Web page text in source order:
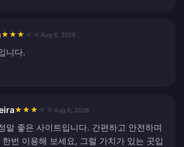
★ ★ ★ Aug 6, 2026
니다.
★ ★ ★ Aug 6, 2026
말 좋은 사이트입니다. 간편하고 안전하며
번 이용해 보세요, 그럴 가치가 있는 곳입